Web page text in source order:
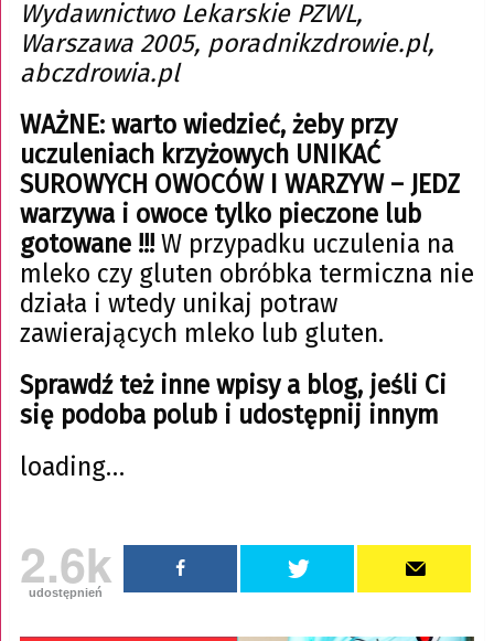
Wydawnictwo Lekarskie PZWL,
Warszawa 2005, poradnikzdrowie.pl,
abczdrowia.pl
WAŻNE: warto wiedzieć, żeby przy
uczuleniach krzyżowych UNIKAĆ
SUROWYCH OWOCÓW I WARZYW – JEDZ
warzywa i owoce tylko pieczone lub
gotowane !!!W przypadku uczulenia na
mleko czy gluten obróbka termiczna nie
działa i wtedy unikaj potraw
zawierających mleko lub gluten.
Sprawdź też inne wpisy a blog, jeśli Ci
się podoba polub i udostępnij innym
loading…
2.6k
udostępnień